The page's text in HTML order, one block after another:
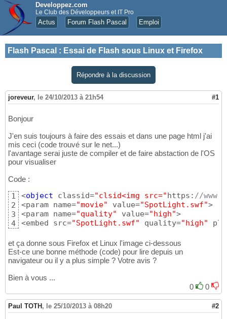
Developpez.com
Le Club des Développeurs et IT Pro
Actus Forum Flash Pascal Emploi
Flash Pascal : Essai de Flash sous Linux et Firefox
Répondre à la discussion
joreveur, le 24/10/2013 à 21h54 #1
Bonjour
J'en suis toujours à faire des essais et dans une page html j'ai
mis ceci (code trouvé sur le net...)
l'avantage serai juste de compiler et de faire abstaction de l'OS
pour visualiser
Code :
1
2
3
4
<object classid="clsid<img src=" https: //
<param name="movie" value="SpotLight.swf">
<param name="quality" value="high">
<embed src="SpotLight.swf" quality="high"
et ça donne sous Firefox et Linux l'image ci-dessous
Est-ce une bonne méthode (code) pour lire depuis un
navigateur ou il y a plus simple ? Votre avis ?
Bien à vous ...
0
0
Paul TOTH , le 25/10/2013 à 08h20 #2